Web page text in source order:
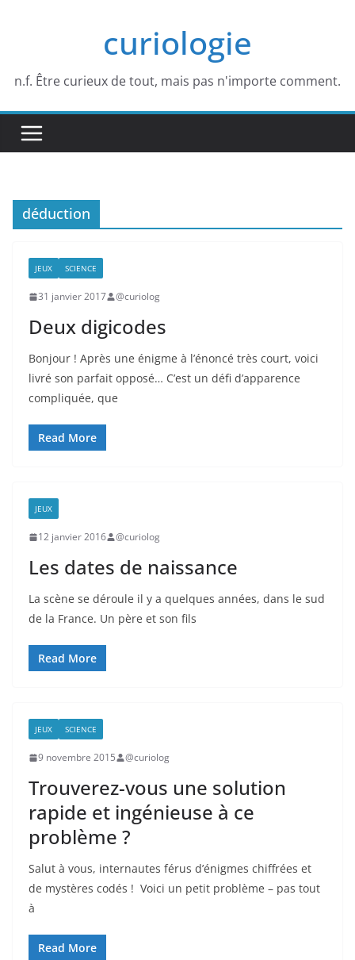
curiologie
n.f. Être curieux de tout, mais pas n'importe comment.
déduction
JEUX SCIENCE
31 janvier 2017 @curiolog
Deux digicodes
Bonjour ! Après une énigme à l’énoncé très court, voici
livré son parfait opposé… C’est un défi d’apparence
compliquée, que
Read More
JEUX
12 janvier 2016 @curiolog
Les dates de naissance
La scène se déroule il y a quelques années, dans le sud
de la France. Un père et son fils
Read More
JEUX SCIENCE
9 novembre 2015 @curiolog
Trouverez-vous une solution
rapide et ingénieuse à ce
problème ?
Salut à vous, internautes férus d’énigmes chiffrées et
de mystères codés ! Voici un petit problème – pas tout
à
Read More